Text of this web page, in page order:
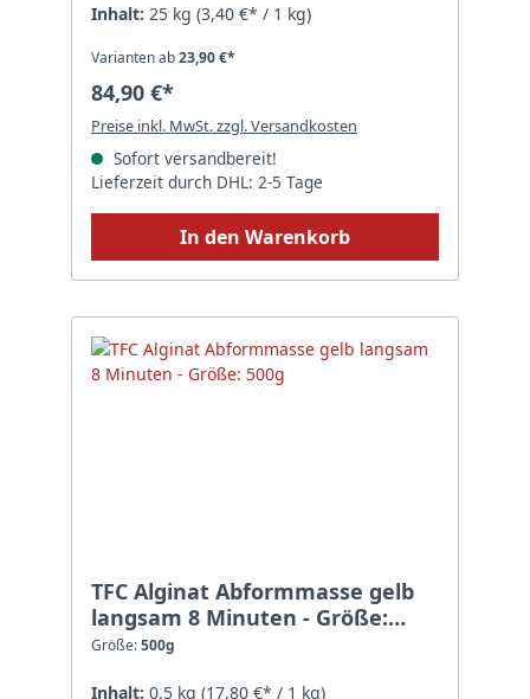
Inhalt: 25 kg (3,40 €* / 1 kg)
Varianten ab23,90 €*
84,90 €*
Preise inkl. MwSt. zzgl. Versandkosten
Sofort versandbereit!
Lieferzeit durch DHL: 2-5 Tage
In den Warenkorb
TFC Alginat Abformmasse gelb
langsam 8 Minuten - Größe:
500g
Größe:500g
Inhalt: 0.5 kg (17,80 €* / 1 kg)